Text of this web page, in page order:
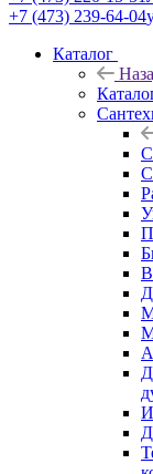
+7 (473) 239-64-04
Каталог